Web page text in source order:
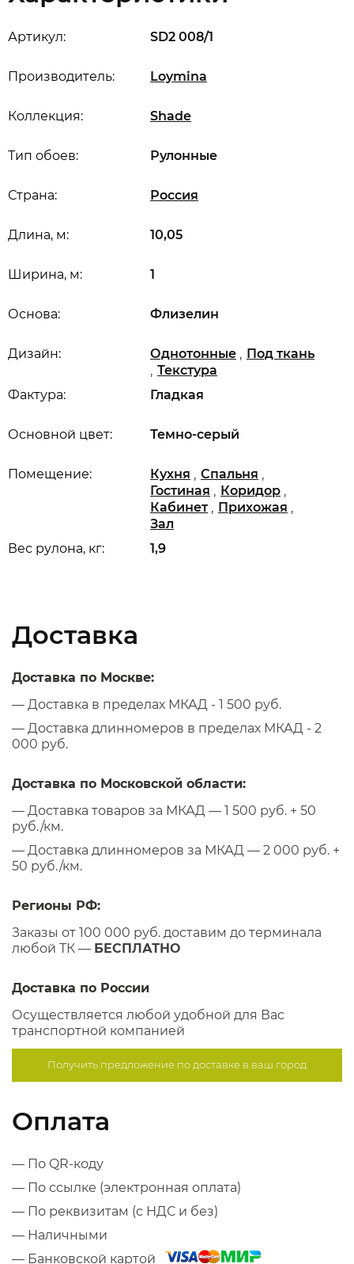
Артикул: SD2 008/1
Производитель: Loymina
Коллекция: Shade
Длина, м: 10,05
Ширина, м: 1
Вес рулона, кг: 1,9
Основной цвет: Темно-серый
Дизайн: Однотонные , Под ткань
, Текстура
Основа: Флизелин
Помещение: Кухня , Спальня ,
Гостиная , Коридор ,
Кабинет , Прихожая ,
Зал
Страна: Россия
Тип обоев: Рулонные
Фактура: Гладкая
Доставка
Доставка по Москве:
— Доставка в пределах МКАД - 1 500 руб.
— Доставка длинномеров в пределах МКАД - 2
000 руб.
Доставка по Московской области:
— Доставка товаров за МКАД — 1 500 руб. + 50
руб./км.
— Доставка длинномеров за МКАД — 2 000 руб. +
50 руб./км.
Регионы РФ:
Заказы от 100 000 руб. доставим до терминала
любой ТК — БЕСПЛАТНО
Доставка по России
Осуществляется любой удобной для Вас
транспортной компанией
Получить предложение подоставке в ваш город
Оплата
— По QR-коду
— По ссылке (электронная оплата)
— По реквизитам (с НДС и без)
— Наличными
— Банковской картой